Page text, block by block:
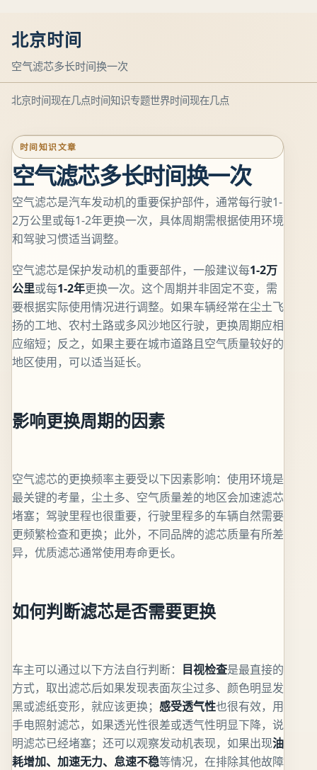
北京时间
空气滤芯多长时间换一次
北京时间现在几点时间知识专题世界时间现在几点
时间知识文章
空气滤芯多长时间换一次
空气滤芯是汽车发动机的重要保护部件，通常每行驶1-
2万公里或每1-2年更换一次，具体周期需根据使用环境
和驾驶习惯适当调整。
空气滤芯是保护发动机的重要部件，一般建议每1-2万
公里或每1-2年更换一次。这个周期并非固定不变，需
要根据实际使用情况进行调整。如果车辆经常在尘土飞
扬的工地、农村土路或多风沙地区行驶，更换周期应相
应缩短；反之，如果主要在城市道路且空气质量较好的
地区使用，可以适当延长。
影响更换周期的因素
空气滤芯的更换频率主要受以下因素影响：使用环境是
最关键的考量，尘土多、空气质量差的地区会加速滤芯
堵塞；驾驶里程也很重要，行驶里程多的车辆自然需要
更频繁检查和更换；此外，不同品牌的滤芯质量有所差
异，优质滤芯通常使用寿命更长。
如何判断滤芯是否需要更换
车主可以通过以下方法自行判断： 目视检查是最直接的
方式，取出滤芯后如果发现表面灰尘过多、颜色明显发
黑或滤纸变形，就应该更换； 感受透气性也很有效，用
手电照射滤芯，如果透光性很差或透气性明显下降，说
明滤芯已经堵塞；还可以观察发动机表现，如果出现油
耗增加、加速无力、怠速不稳等情况，在排除其他故障